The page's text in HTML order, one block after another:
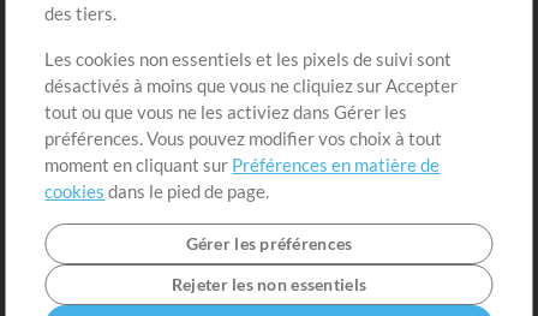
Demander les pistes
Extras
Sessions
Soumettre votre contenu
Listes de lecture
Conférence MT
des tiers.
Les cookies non essentiels et les pixels de suivi sont
désactivés à moins que vous ne cliquiez sur Accepter
tout ou que vous ne les activiez dans Gérer les
préférences. Vous pouvez modifier vos choix à tout
moment en cliquant sur Préférences en matière de
cookies dans le pied de page.
Gérer les préférences
Rejeter les non essentiels